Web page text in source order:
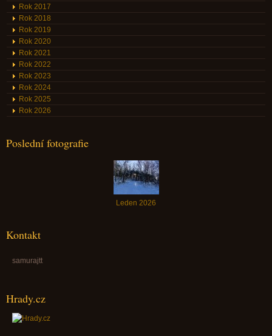
Rok 2017
Rok 2018
Rok 2019
Rok 2020
Rok 2021
Rok 2022
Rok 2023
Rok 2024
Rok 2025
Rok 2026
Poslední fotografie
Leden 2026
Kontakt
samurajtt
Hrady.cz